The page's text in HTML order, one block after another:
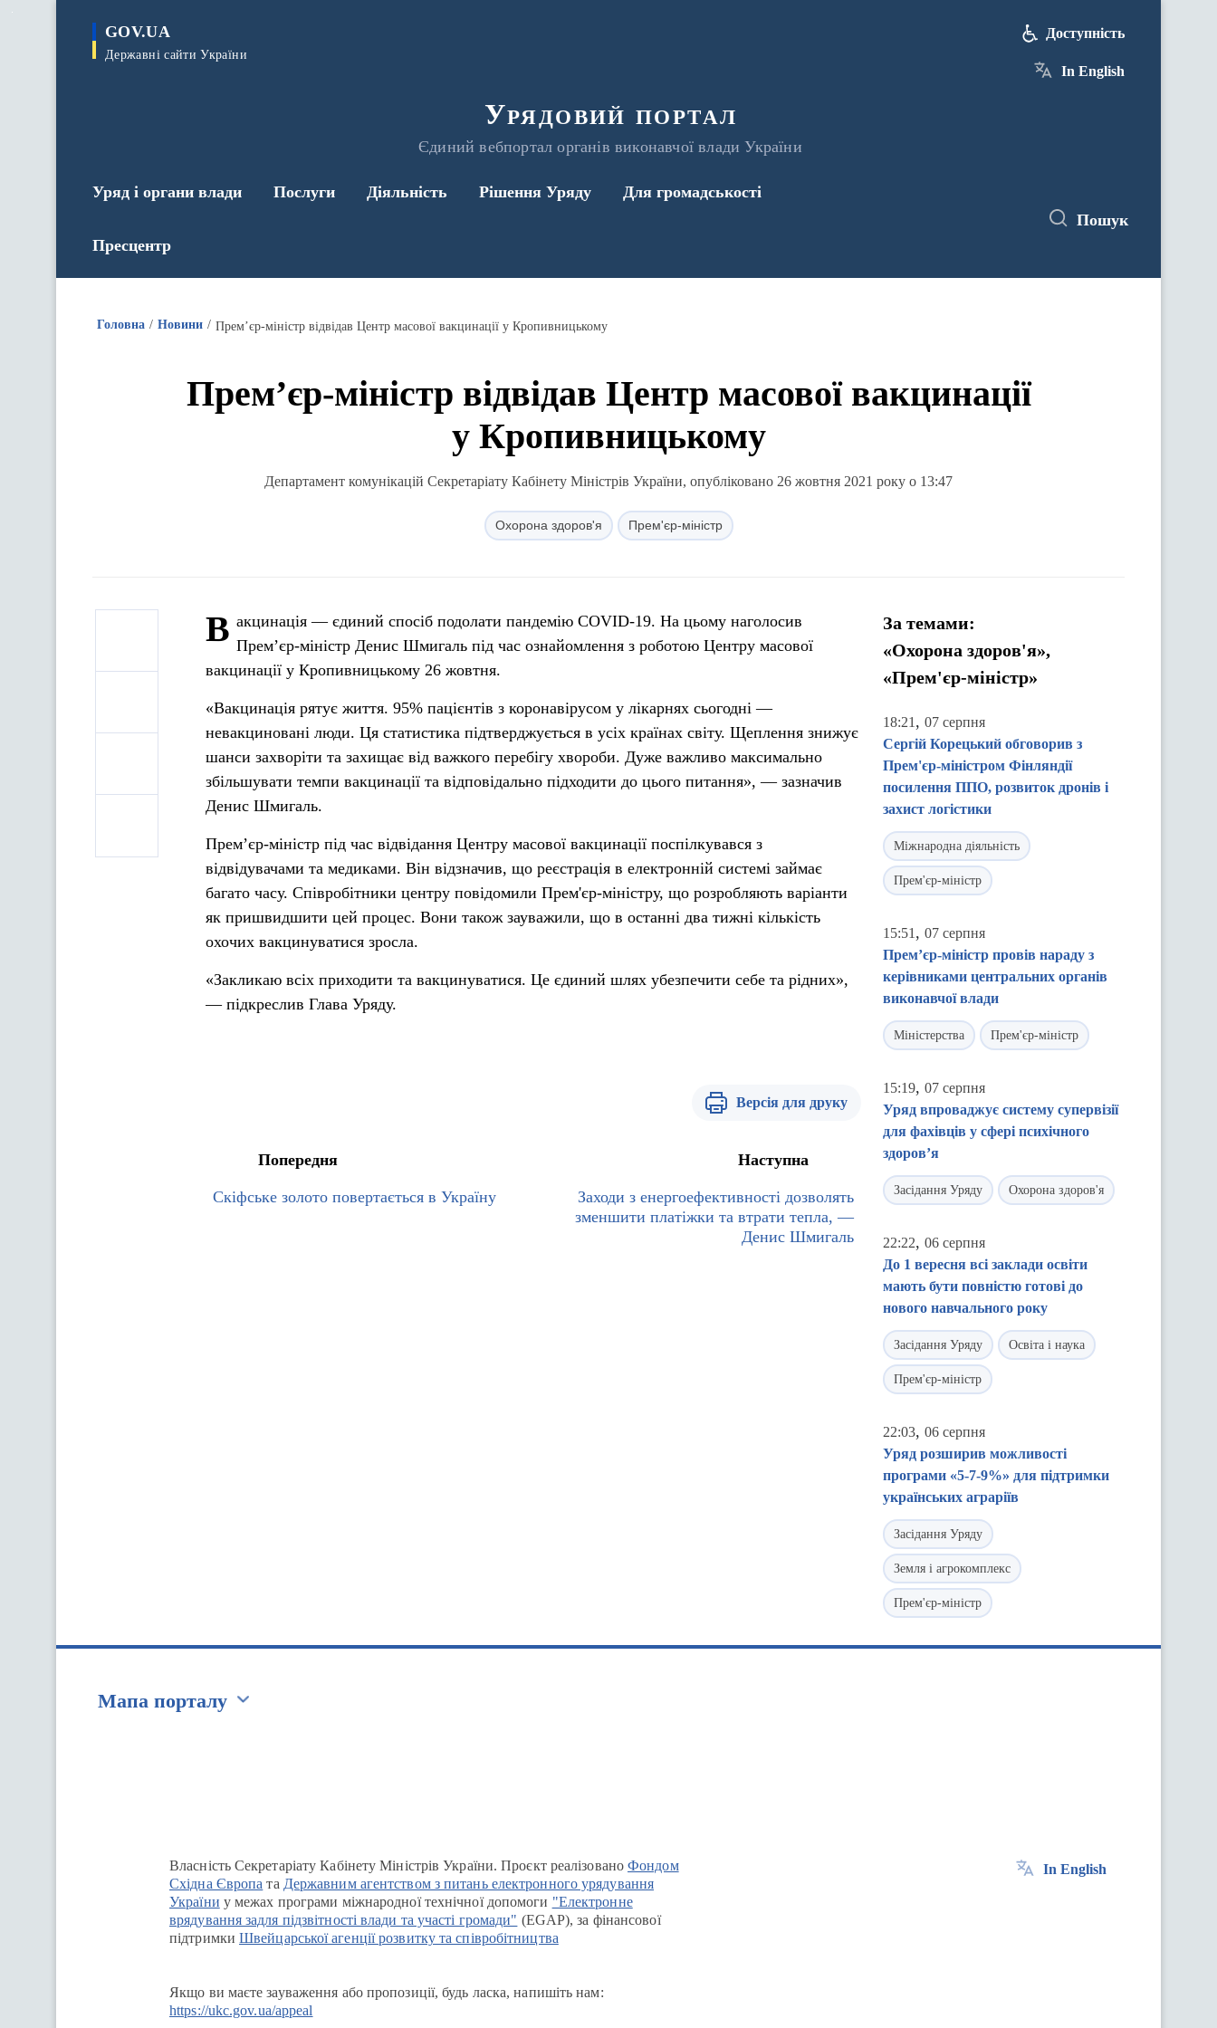
GOV.UA
Державні сайти України
Урядовий портал
Єдиний вебпортал органів виконавчої влади України
Доступність
In English
Уряд і органи влади Послуги Діяльність Рішення Уряду Для громадськості
Пресцентр
Пошук
Головна Новини Прем’єр-міністр відвідав Центр масової вакцинації у Кропивницькому
Прем’єр-міністр відвідав Центр масової вакцинації
у Кропивницькому
Департамент комунікацій Секретаріату Кабінету Міністрів України, опубліковано 26 жовтня 2021 року о 13:47
Охорона здоров'я Прем'єр-міністр
В акцинація — єдиний спосіб подолати пандемію COVID-19. На цьому наголосив
Прем’єр-міністр Денис Шмигаль під час ознайомлення з роботою Центру масової
вакцинації у Кропивницькому 26 жовтня.
«Вакцинація рятує життя. 95% пацієнтів з коронавірусом у лікарнях сьогодні —
невакциновані люди. Ця статистика підтверджується в усіх країнах світу. Щеплення знижує
шанси захворіти та захищає від важкого перебігу хвороби. Дуже важливо максимально
збільшувати темпи вакцинації та відповідально підходити до цього питання», — зазначив
Денис Шмигаль.
Прем’єр-міністр під час відвідання Центру масової вакцинації поспілкувався з
відвідувачами та медиками. Він відзначив, що реєстрація в електронній системі займає
багато часу. Співробітники центру повідомили Прем'єр-міністру, що розробляють варіанти
як пришвидшити цей процес. Вони також зауважили, що в останні два тижні кількість
охочих вакцинуватися зросла.
«Закликаю всіх приходити та вакцинуватися. Це єдиний шлях убезпечити себе та рідних»,
— підкреслив Глава Уряду.
Версія для друку
Попередня
Скіфське золото повертається в Україну
Наступна
Заходи з енергоефективності дозволять
зменшити платіжки та втрати тепла, —
Денис Шмигаль
За темами:
«Охорона здоров'я»,
«Прем'єр-міністр»
18:21 , 07 серпня
Сергій Корецький обговорив з
Прем'єр-міністром Фінляндії
посилення ППО, розвиток дронів і
захист логістики
Міжнародна діяльність
Прем'єр-міністр
15:51 , 07 серпня
Прем’єр-міністр провів нараду з
керівниками центральних органів
виконавчої влади
Міністерства Прем'єр-міністр
15:19, 07 серпня
Уряд впроваджує систему супервізії
для фахівців у сфері психічного
здоров’я
Засідання Уряду Охорона здоров'я
22:22, 06 серпня
До 1 вересня всі заклади освіти
мають бути повністю готові до
нового навчального року
Засідання Уряду Освіта і наука
Прем'єр-міністр
22:03, 06 серпня
Уряд розширив можливості
програми «5-7-9%» для підтримки
українських аграріїв
Засідання Уряду
Земля і агрокомплекс
Прем'єр-міністр
Мапа порталу
Власність Секретаріату Кабінету Міністрів України. Проєкт реалізованоФондом
Східна Європа та Державним агентством з питань електронного урядування
України у межах програми міжнародної технічної допомоги "Електронне
врядування задля підзвітності влади та участі громади" (EGAP), за фінансової
підтримки Швейцарської агенції розвитку та співробітництва
Якщо ви маєте зауваження або пропозиції, будь ласка, напишіть нам:
https://ukc.gov.ua/appeal
In English